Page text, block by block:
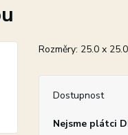
Rozměry: 25.0 x
Dostupnost
Nejsme plátci